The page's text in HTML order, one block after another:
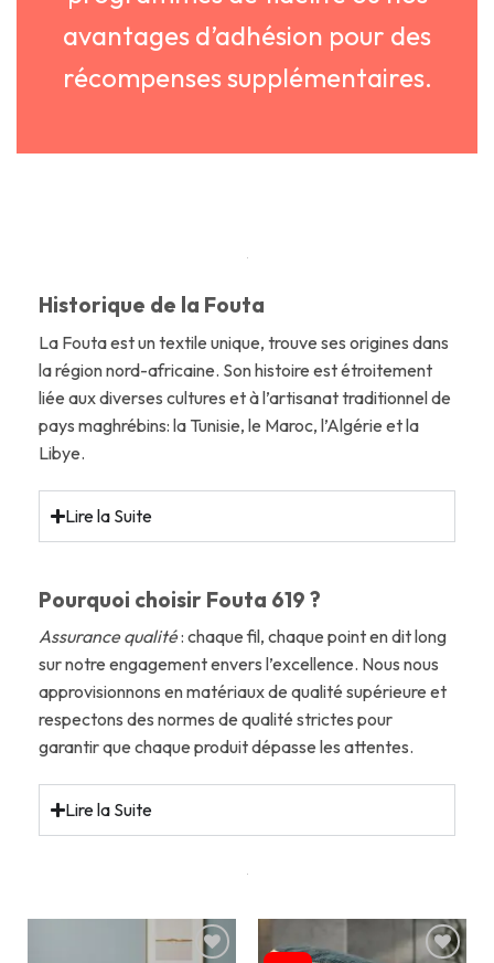
avantages d’adhésion pour des
récompenses supplémentaires.
Historique de la Fouta
La Fouta est un textile unique, trouve ses origines dans
la région nord-africaine. Son histoire est étroitement
liée aux diverses cultures et à l’artisanat traditionnel de
pays maghrébins: la Tunisie, le Maroc, l’Algérie et la
Libye.
Lire la Suite
Pourquoi choisir Fouta 619 ?
Assurance qualité: chaque fil, chaque point en dit long
sur notre engagement envers l’excellence. Nous nous
approvisionnons en matériaux de qualité supérieure et
respectons des normes de qualité strictes pour
garantir que chaque produit dépasse les attentes.
Lire la Suite